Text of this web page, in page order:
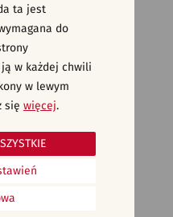
ta jest
do
w każdej chwili
w lewym
się więcej.